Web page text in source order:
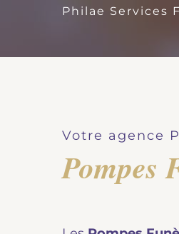
Philae Services
Votre agence
Pompes